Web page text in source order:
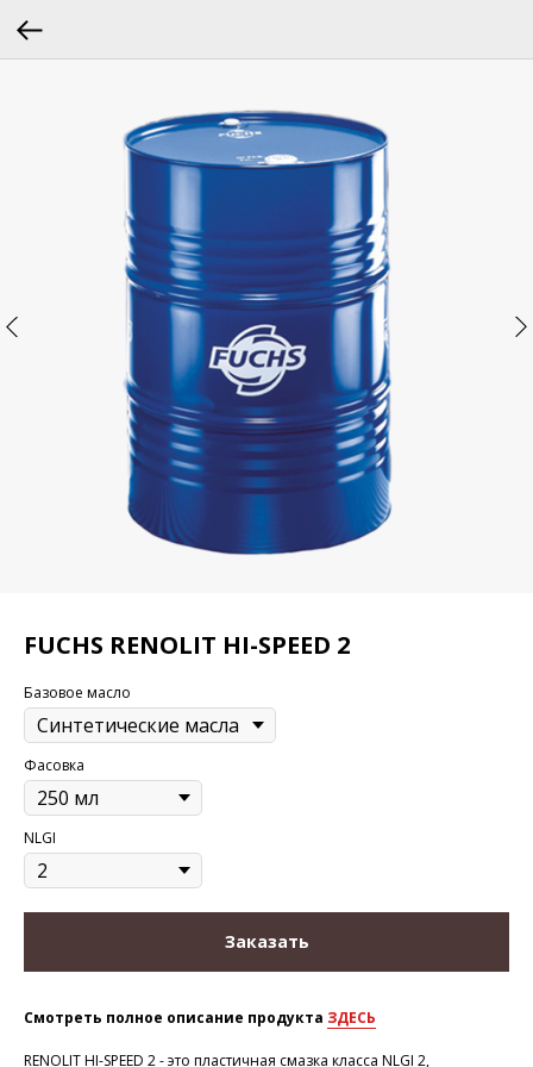
FUCHS RENOLIT HI-SPEED 2
Базовое масло
Фасовка
NLGI
Заказать
Смотреть полное описание продукта ЗДЕСЬ
RENOLIT HI-SPEED 2 - это пластичная смазка класса NLGI 2,